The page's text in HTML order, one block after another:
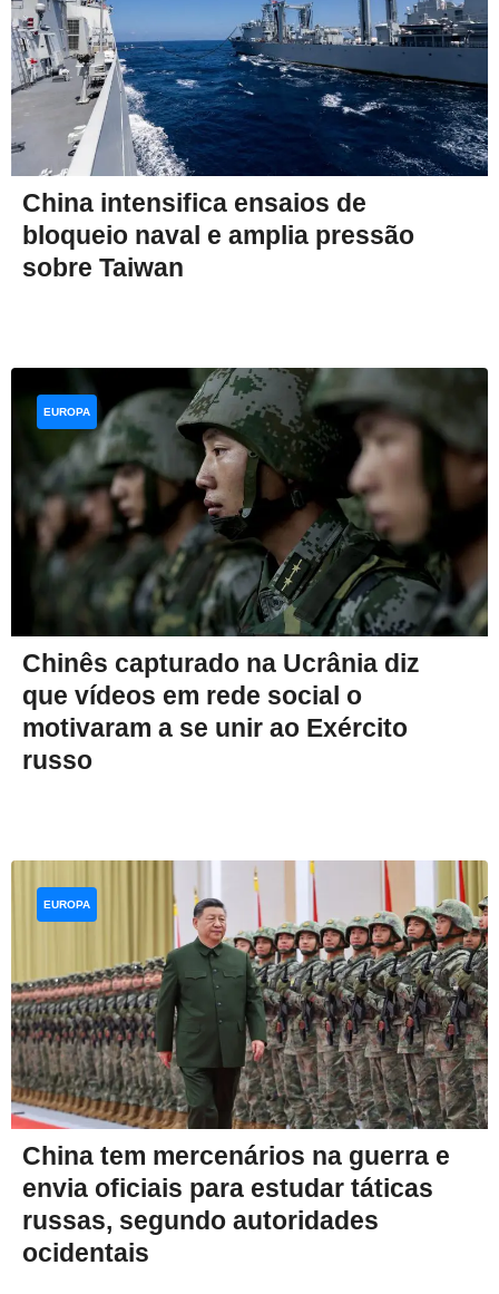
China intensifica ensaios de
bloqueio naval e amplia pressão
sobre Taiwan
Chinês capturado na Ucrânia diz
que vídeos em rede social o
motivaram a se unir ao Exército
russo
EUROPA
China tem mercenários na guerra e
envia oficiais para estudar táticas
russas, segundo autoridades
ocidentais
EUROPA